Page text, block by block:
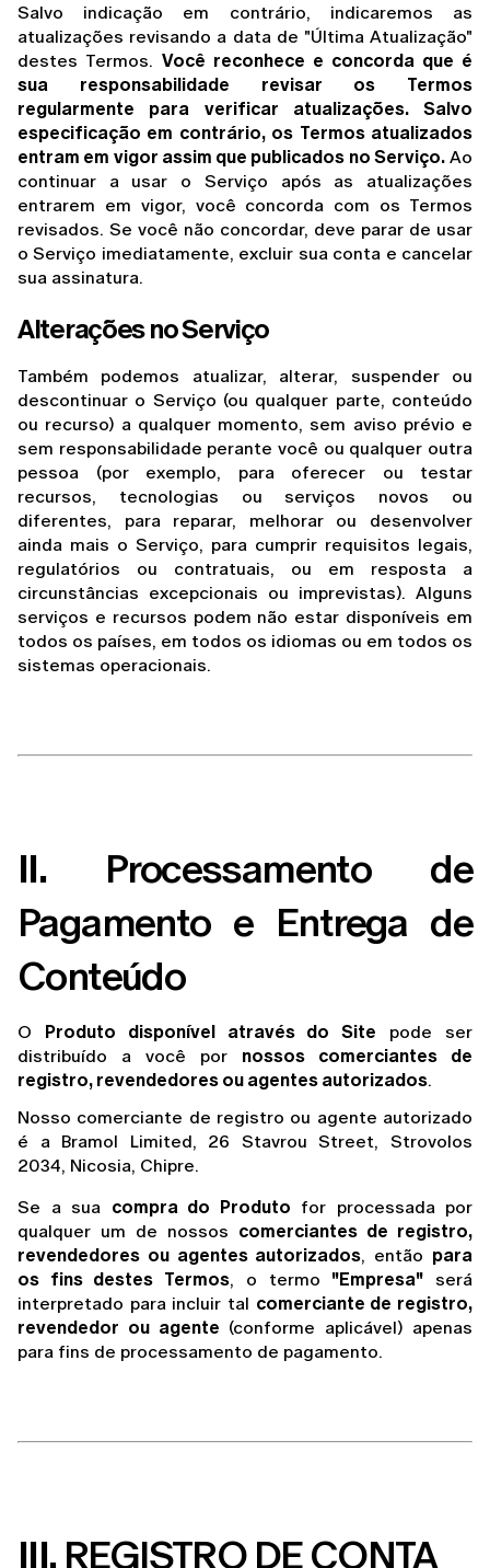
Salvo indicação em contrário, indicaremos as
atualizações revisando a data de "Última Atualização"
destes Termos. Você reconhece e concorda que é
sua responsabilidade revisar os Termos
regularmente para verificar atualizações. Salvo
especificação em contrário, os Termos atualizados
entram em vigor assim que publicados no Serviço. Ao
continuar a usar o Serviço após as atualizações
entrarem em vigor, você concorda com os Termos
revisados. Se você não concordar, deve parar de usar
o Serviço imediatamente, excluir sua conta e cancelar
sua assinatura.
Alterações no Serviço
Também podemos atualizar, alterar, suspender ou
descontinuar o Serviço (ou qualquer parte, conteúdo
ou recurso) a qualquer momento, sem aviso prévio e
sem responsabilidade perante você ou qualquer outra
pessoa (por exemplo, para oferecer ou testar
recursos, tecnologias ou serviços novos ou
diferentes, para reparar, melhorar ou desenvolver
ainda mais o Serviço, para cumprir requisitos legais,
regulatórios ou contratuais, ou em resposta a
circunstâncias excepcionais ou imprevistas). Alguns
serviços e recursos podem não estar disponíveis em
todos os países, em todos os idiomas ou em todos os
sistemas operacionais.
II. Processamento de
Pagamento e Entrega de
Conteúdo
O Produto disponível através do Site pode ser
distribuído a você por nossos comerciantes de
registro, revendedores ou agentes autorizados.
Nosso comerciante de registro ou agente autorizado
é a Bramol Limited, 26 Stavrou Street, Strovolos
2034, Nicosia, Chipre.
Se a sua compra do Produto for processada por
qualquer um de nossos comerciantes de registro,
revendedores ou agentes autorizados, então para
os fins destes Termos, o termo "Empresa" será
interpretado para incluir tal comerciante de registro,
revendedor ou agente (conforme aplicável) apenas
para fins de processamento de pagamento.
III. REGISTRO DE CONTA